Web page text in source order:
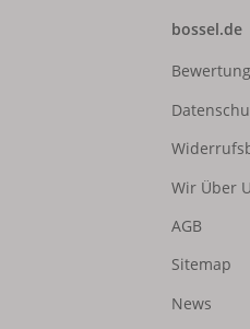
bossel.de
Wir Über
AGB
Sitemap
News